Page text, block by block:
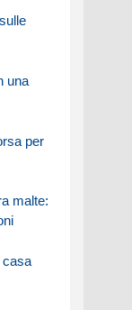
una
per
malte:
casa